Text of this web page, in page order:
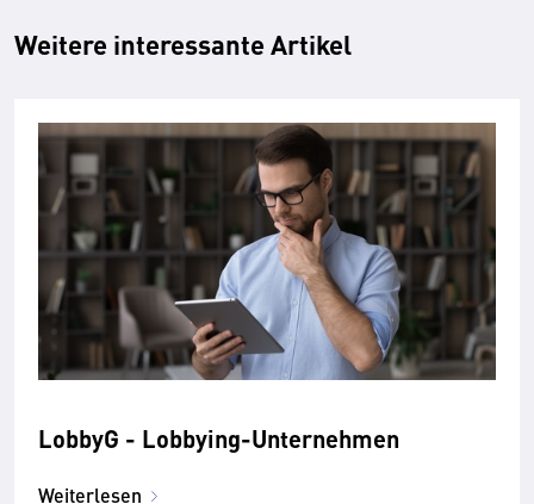
Weitere interessante Artikel
LobbyG - Lobbying-Unternehmen
Weiterlesen